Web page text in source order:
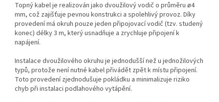
Topný kabel je realizován jako dvoužilový vodič o průměru ø4
mm, což zajišťuje pevnou konstrukci a spolehlivý provoz. Díky
provedení má okruh pouze jeden připojovací vodič (tzv. studený
konec) délky 3 m, který usnadňuje a zrychluje připojení k
napájení.
Instalace dvoužilového okruhu je jednodušší než u jednožilových
typů, protože není nutné kabel přivádět zpět k místu připojení.
Toto provedení zjednodušuje pokládku a minimalizuje riziko
chyb při instalaci podlahového vytápění.